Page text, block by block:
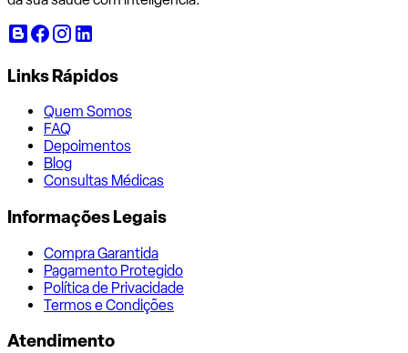
Links Rápidos
Quem Somos
FAQ
Depoimentos
Blog
Consultas Médicas
Informações Legais
Compra Garantida
Pagamento Protegido
Política de Privacidade
Termos e Condições
Atendimento